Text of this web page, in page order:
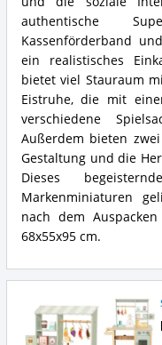
authentische
Kassenförderband
ein realistisches
bietet viel Stauraum
Eistruhe, die mit
verschiedene
Außerdem bieten
Gestaltung und die
Dieses
Markenminiaturen
nach dem
68x55x95 cm.